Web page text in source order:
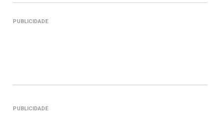
PUBLICIDADE
PUBLICIDADE